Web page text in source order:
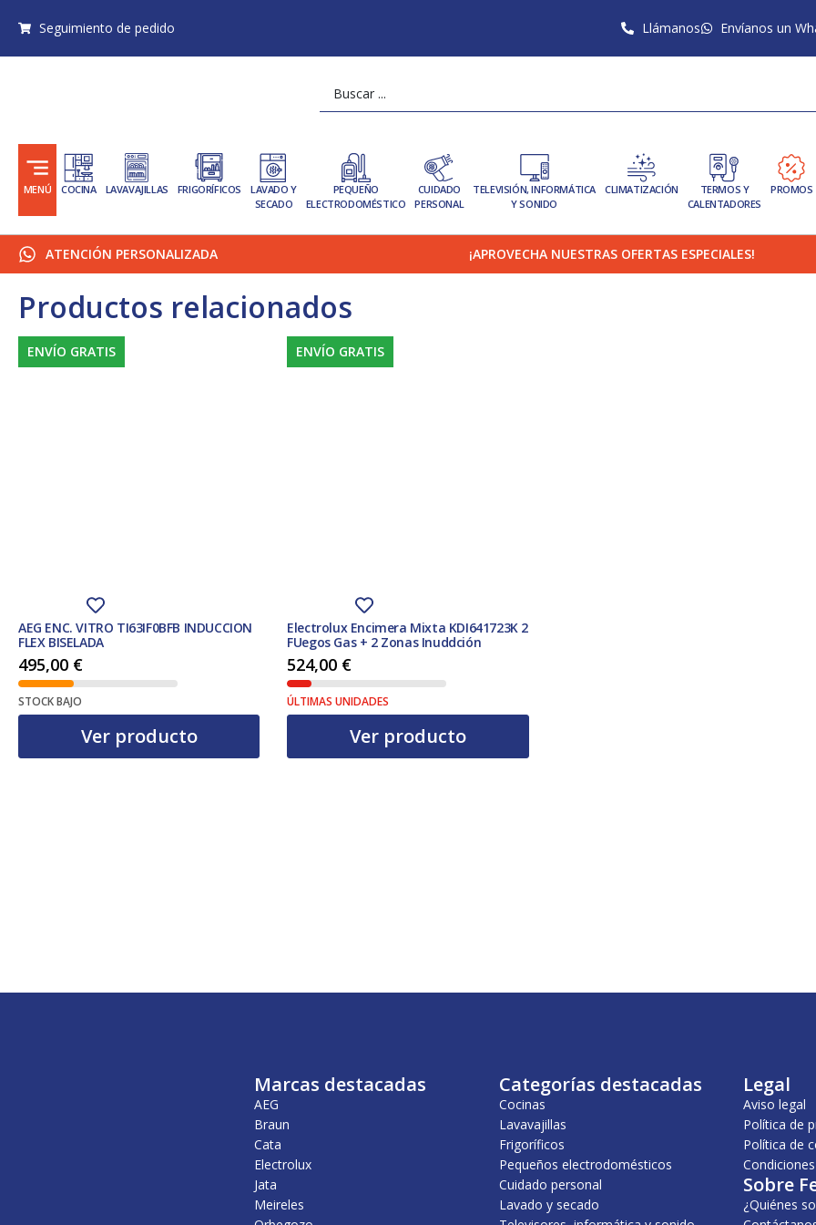
Seguimiento de pedido Llámanos Envíanos un
MENÚ COCINA LAVAVAJILLAS FRIGORÍFICOS
LAVADO Y
SECADO
PEQUEÑO
ELECTRODOMÉSTICO
CUIDADO
PERSONAL
TELEVISIÓN, INFORMÁTICA
Y SONIDO
CLIMATIZACIÓN
TERMOS Y
CALENTADORES
PROMOS
ATENCIÓN PERSONALIZADA ¡APROVECHA NUESTRAS OFERTAS ESPECIALES!
Productos relacionados
ENVÍO GRATIS
AEG ENC. VITRO TI63IF0BFB INDUCCION
FLEX BISELADA
495,00 €
STOCK BAJO
Ver producto
ENVÍO GRATIS
Electrolux Encimera Mixta KDI641723K 2
FUegos Gas + 2 Zonas Inuddción
524,00 €
ÚLTIMAS UNIDADES
Ver producto
Marcas destacadas
AEG
Braun
Cata
Electrolux
Jata
Meireles
Categorías destacadas
Cocinas
Lavavajillas
Frigoríficos
Pequeños electrodomésticos
Cuidado personal
Lavado y secado
Legal
Aviso legal
Política de
Política de
Sobre
¿Quiénes